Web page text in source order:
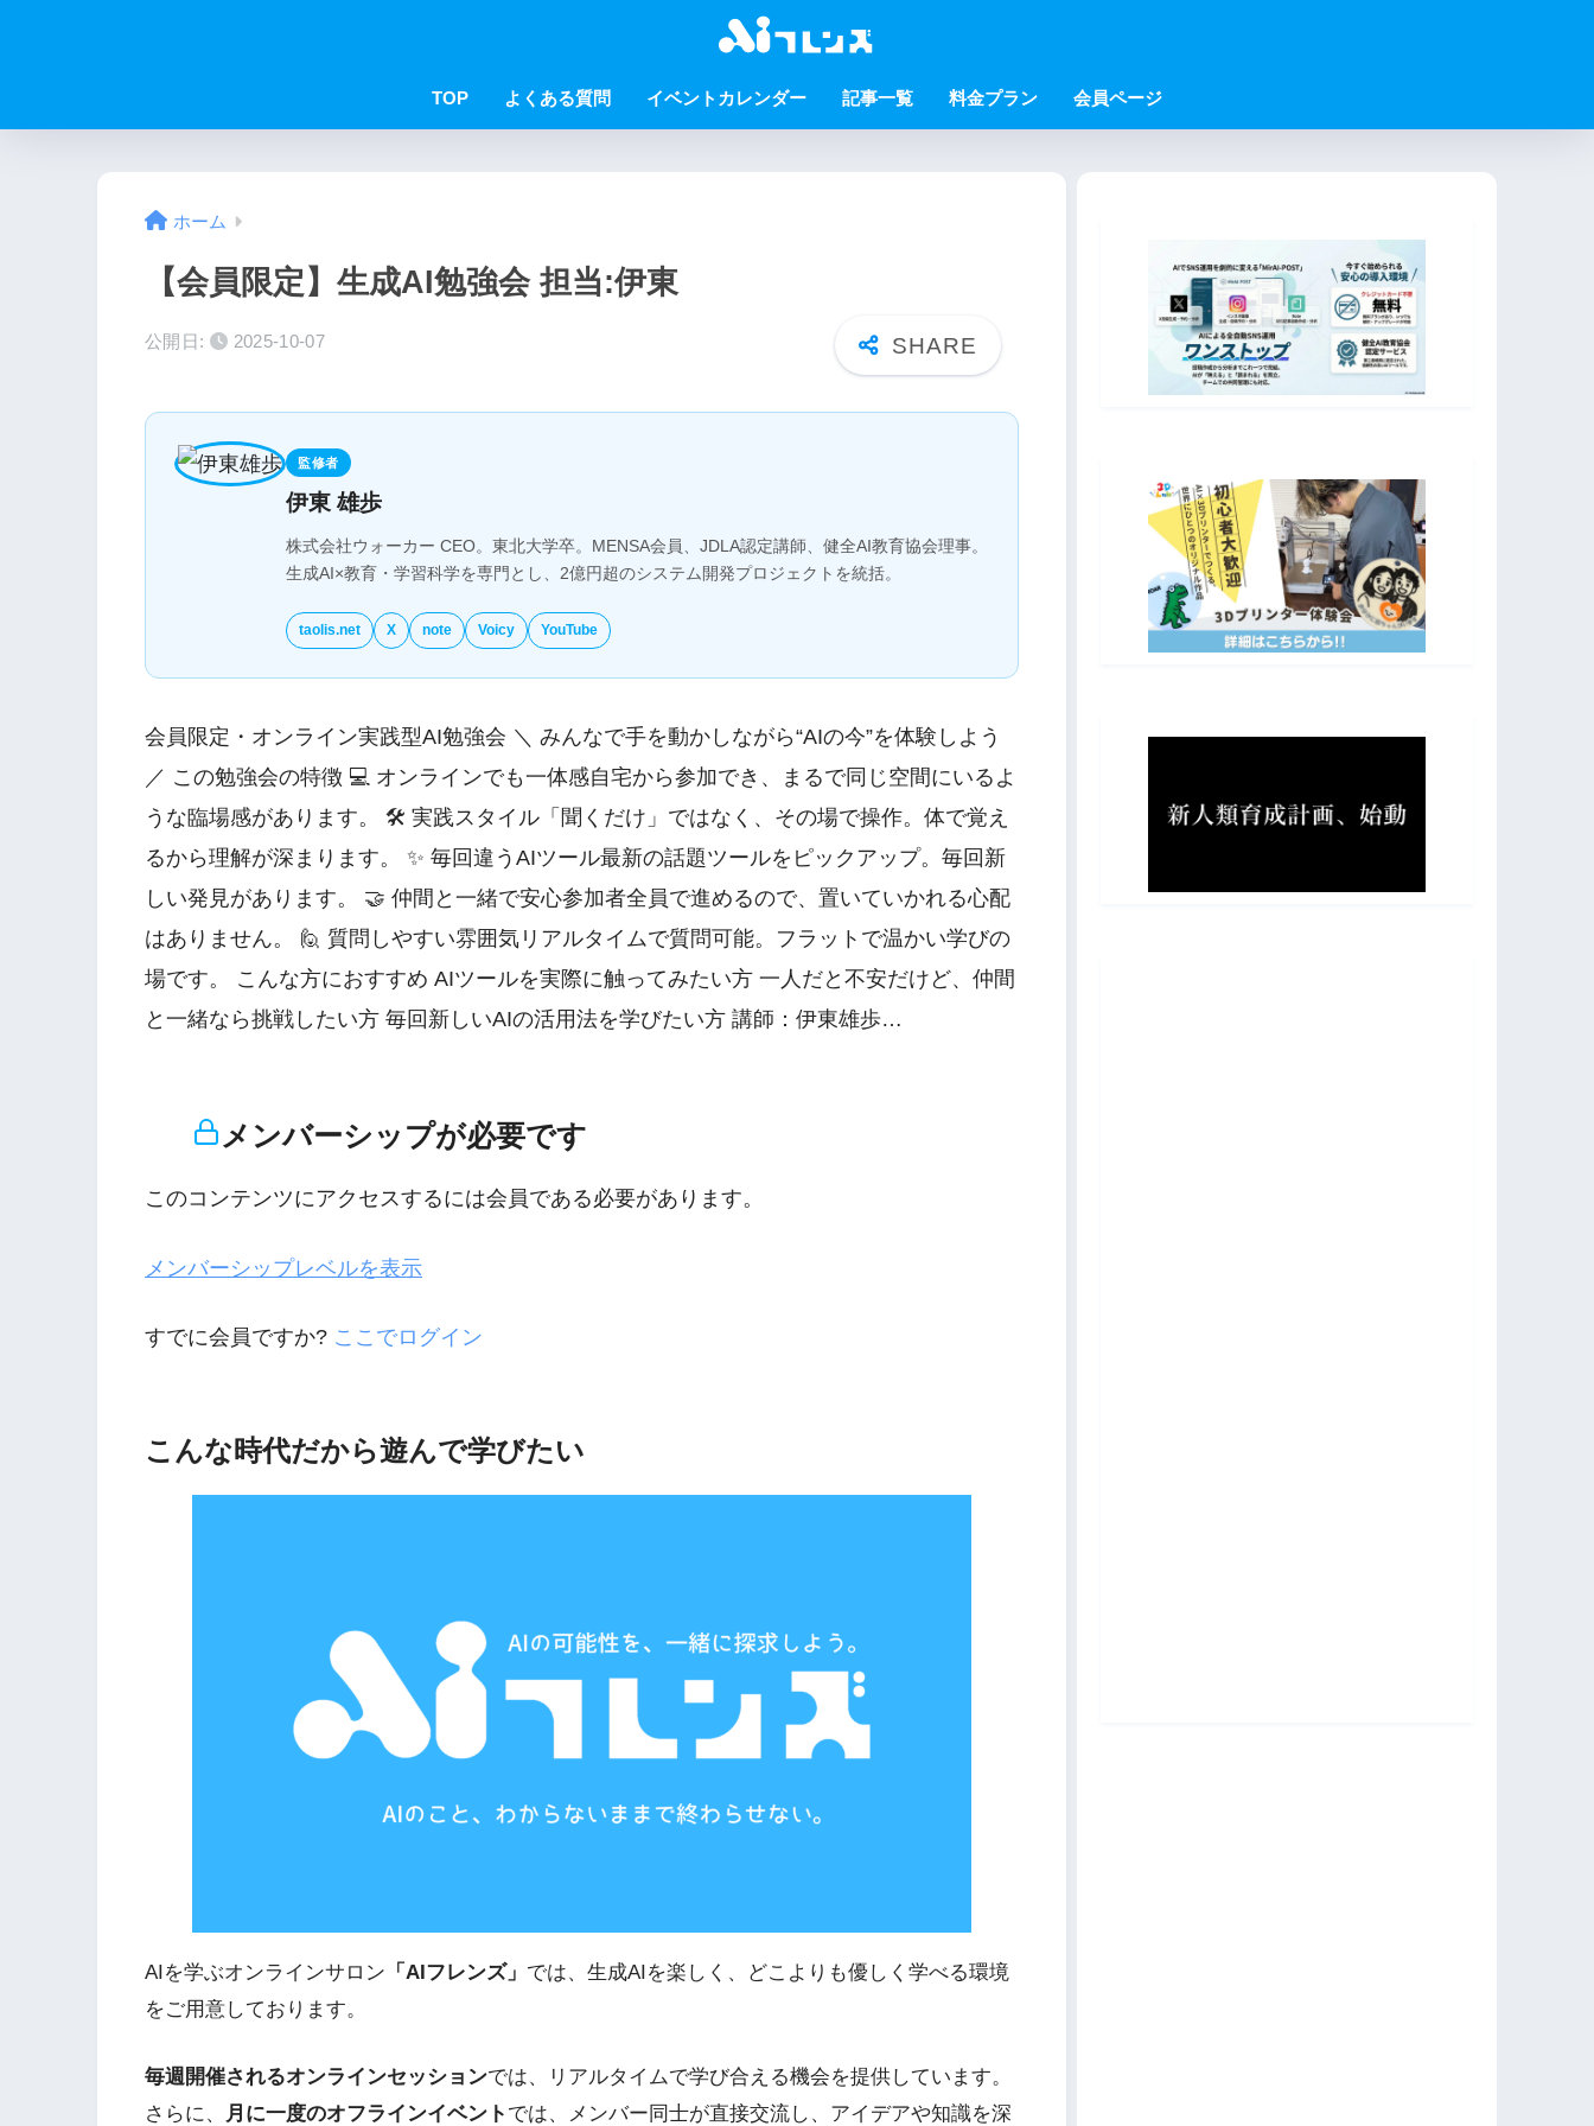
TOP よくある質問 イベントカレンダー 記事一覧 料金プラン 会員ページ
ホーム
【会員限定】生成AI勉強会 担当:伊東
公開日: 2025-10-07
監修者
伊東 雄歩
株式会社ウォーカー CEO。東北大学卒。MENSA会員、JDLA認定講師、健全AI教育協会理事。
生成AI×教育・学習科学を専門とし、2億円超のシステム開発プロジェクトを統括。
taolis.net X note Voicy YouTube
会員限定・オンライン実践型AI勉強会 ＼ みんなで手を動かしながら“AIの今”を体験しよう
／ この勉強会の特徴 💻 オンラインでも一体感自宅から参加でき、まるで同じ空間にいるよ
うな臨場感があります。 🛠 実践スタイル「聞くだけ」ではなく、その場で操作。体で覚え
るから理解が深まります。 ✨ 毎回違うAIツール最新の話題ツールをピックアップ。毎回新
しい発見があります。 🤝 仲間と一緒で安心参加者全員で進めるので、置いていかれる心配
はありません。 🙋 質問しやすい雰囲気リアルタイムで質問可能。フラットで温かい学びの
場です。 こんな方におすすめ AIツールを実際に触ってみたい方 一人だと不安だけど、仲間
と一緒なら挑戦したい方 毎回新しいAIの活用法を学びたい方 講師：伊東雄歩…
メンバーシップが必要です
このコンテンツにアクセスするには会員である必要があります。
メンバーシップレベルを表示
すでに会員ですか? ここでログイン
こんな時代だから遊んで学びたい
AIを学ぶオンラインサロン 「AIフレンズ」 では、生成AIを楽しく、どこよりも優しく学べる環境
をご用意しております。
毎週開催されるオンラインセッションでは、リアルタイムで学び合える機会を提供しています。
さらに、
月に一度のオフラインイベント では、メンバー同士が直接交流し、アイデアや知識を深